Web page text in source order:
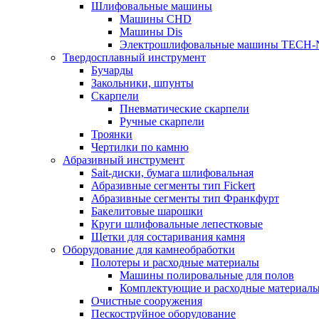
Шлифовальные машины
Машины CHD
Машины Dis
Электрошлифовальные машины TECH-
Твердосплавный инструмент
Бучарды
Закольники, шпунты
Скарпели
Пневматические скарпели
Ручные скарпели
Троянки
Чертилки по камню
Абразивный инструмент
Sait-диски, бумага шлифовальная
Абразивные сегменты тип Fickert
Абразивные сегменты тип Франкфурт
Бакелитовые шарошки
Круги шлифовальные лепестковые
Щетки для состаривания камня
Оборудование для камнеобработки
Полотеры и расходные материалы
Машины полировальные для полов
Комплектующие и расходные
Очистные сооружения
Пескоструйное оборудование